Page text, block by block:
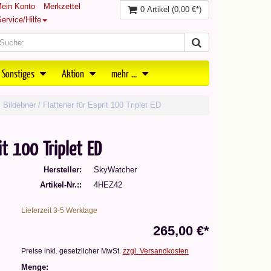
Konto
Merkzettel
Hilfe
0 Artikel (0,00 €*)
Aktion mehr ...
Bildebner / Flattener für Esprit 100 Triplet ED
100 Triplet ED
Hersteller
SkyWatcher
Artikel-Nr.:
4HEZ42
Lieferzeit 3-5 Werktage
265,00 €*
Preise inkl. gesetzlicher MwSt. zzgl. Versandkosten
Menge: